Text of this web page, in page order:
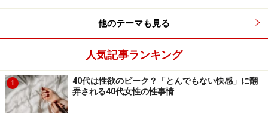
れればいいけど逆恨みされるのが怖いと答え、私の上司
と彼の上司が直接話し合ってくれたみたいです。手紙の
ことはまず伏せて、彼の上司が『最近、どうなの？』と
彼に声をかけてくれることになったと上司から報告を受
けました。生意気な言い方ですが、上司同士が常識的な
人たちだったからよかった」
他のテーマも見る
人気記事ランキング
1
40代は性欲のピーク？「とんでもない快感」に翻
弄される40代女性の性事情